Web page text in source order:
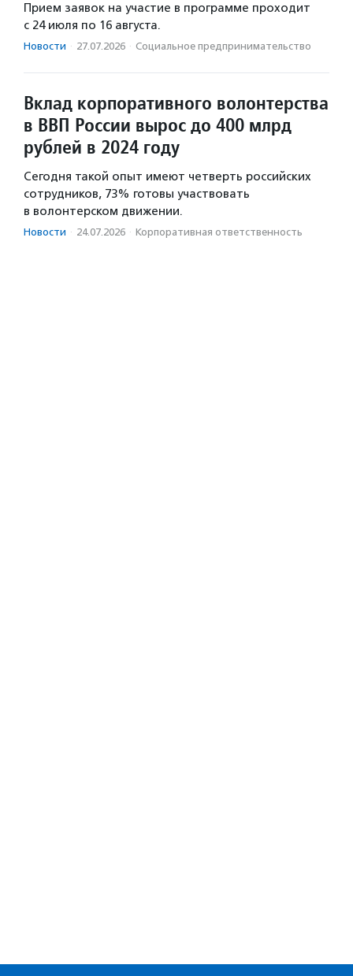
Прием заявок на участие в программе проходит
с 24 июля по 16 августа.
Новости · 27.07.2026 · Социальное предпри­нима­тель­ство
Вклад корпоративного волонтерства
в ВВП России вырос до 400 млрд
рублей в 2024 году
Сегодня такой опыт имеют четверть российских
сотрудников, 73% готовы участвовать
в волонтерском движении.
Новости · 24.07.2026 · Корпоративная ответственность